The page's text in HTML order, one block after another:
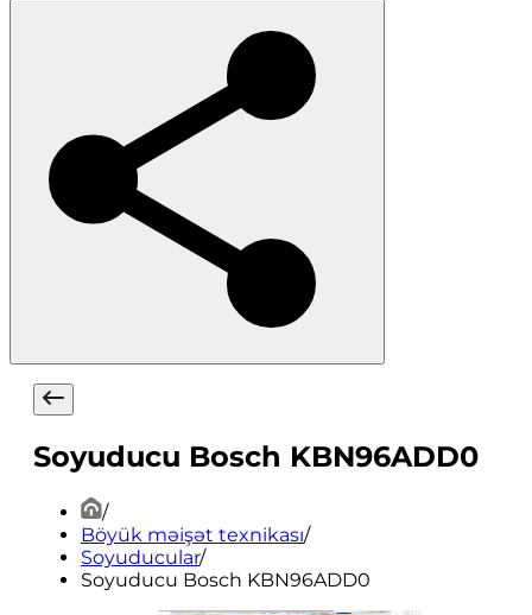
Soyuducu Bosch KBN96ADD0
/
Böyük məişət texnikası/
Soyuducular/
Soyuducu Bosch KBN96ADD0